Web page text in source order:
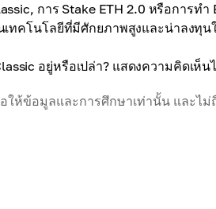
การ Stake ETH 2.0 หรือการ
นเทคโนโลยีที่มีศักยภาพสูงและน่าลงทุ
อยู่หรือเปล่า? แสดงความคิดเห็น
ให้ข้อมูลและการศึกษาเท่านั้น และไ